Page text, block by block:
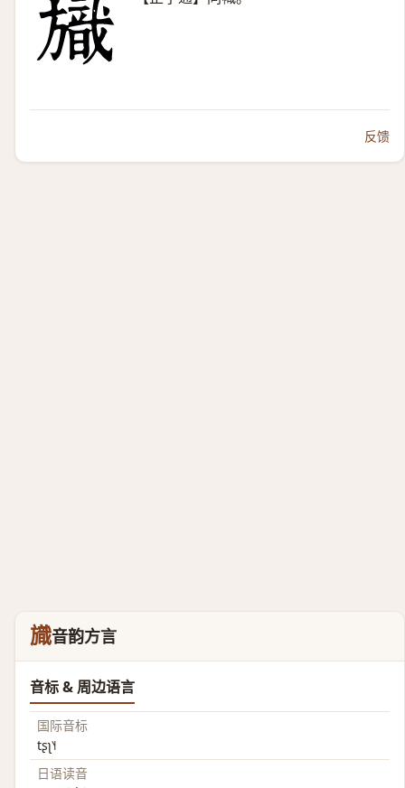
反馈
旘音韵方言
音标 & 周边语言
国际音标
tʂʅ˥˧
日语读音